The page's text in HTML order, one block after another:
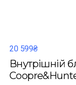
20 599₴
Внутрішній